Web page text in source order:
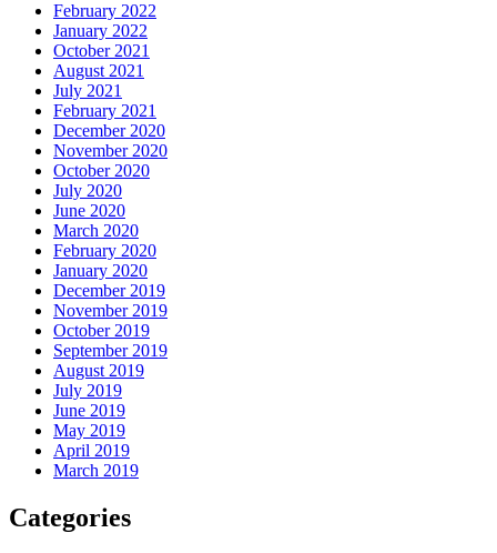
February 2022
January 2022
October 2021
August 2021
July 2021
February 2021
December 2020
November 2020
October 2020
July 2020
June 2020
March 2020
February 2020
January 2020
December 2019
November 2019
October 2019
September 2019
August 2019
July 2019
June 2019
May 2019
April 2019
March 2019
Categories